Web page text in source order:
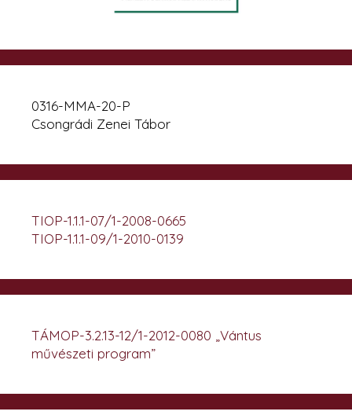
0316-MMA-20-P
Csongrádi Zenei Tábor
TIOP-1.1.1-07/1-2008-0665
TIOP-1.1.1-09/1-2010-0139
TÁMOP-3.2.13-12/1-2012-0080 „Vántus
művészeti program”